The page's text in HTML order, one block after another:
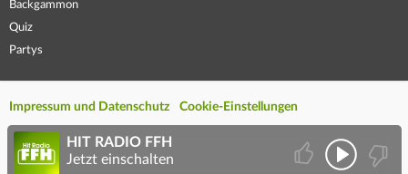
Backgammon
Quiz
Partys
Impressum und Datenschutz Cookie-Einstellungen
HIT RADIO FFH
Jetzt einschalten